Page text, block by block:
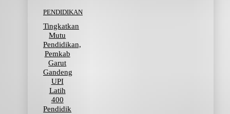
PENDIDIKAN
Tingkatkan
Mutu
Pendidikan,
Pemkab
Garut
Gandeng
UPI
Latih
400
Pendidik